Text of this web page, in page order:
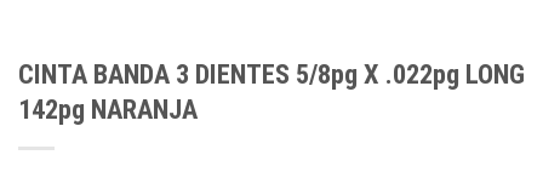
CINTA BANDA 3 DIENTES 5/8pg X .022pg LONG
142pg NARANJA